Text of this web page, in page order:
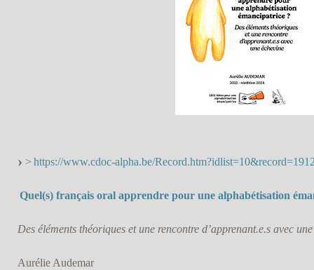
> https://www.cdoc-alpha.be/
Quel(s) français oral apprendre pour une alphabétisation
Des éléments théoriques et une rencontre d’apprenant.e.s avec
Aurélie Audemar